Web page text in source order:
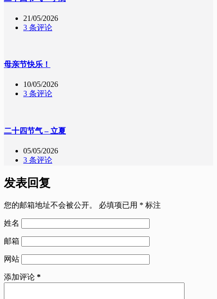
21/05/2026
3 条评论
母亲节快乐！
10/05/2026
3 条评论
二十四节气 – 立夏
05/05/2026
3 条评论
发表回复
您的邮箱地址不会被公开。 必填项已用 * 标注
姓名
邮箱
网站
添加评论 *